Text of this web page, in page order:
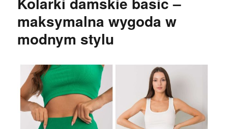
maksymalna wygoda w
modnym stylu